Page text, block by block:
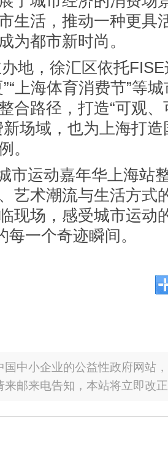
生活，推动一种更具
为都市新时尚。
地，徐汇区依托
上海体育消费节”等
合路径，打造“可观
新场域，也为上海打
。
市运动嘉年华上海站
艺术潮流与生活方式
现场，感受城市运动
每一个奇迹瞬间。
国中小企业的公益性政府网站
来邮来电告知，本站将立即改